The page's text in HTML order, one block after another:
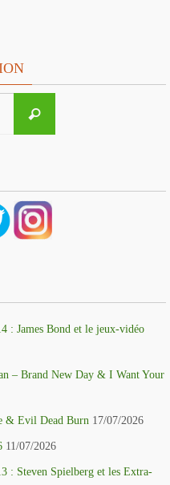
Recherche
: James Bond et le jeux-vidéo
– Brand New Day & I Want Your
& Evil Dead Burn 17/07/2026
11/07/2026
: Steven Spielberg et les Extra-